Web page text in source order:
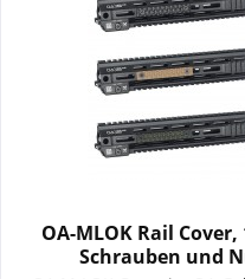
OA-MLOK Rail
Schrauben und